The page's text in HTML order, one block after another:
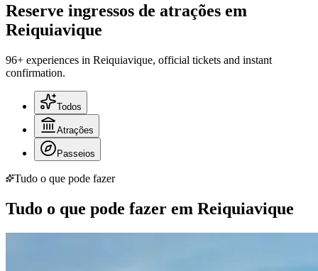
Reserve ingressos de atrações em
Reiquiavique
96+ experiences in Reiquiavique, official tickets and instant
confirmation.
Todos
Atrações
Passeios
Tudo o que pode fazer
Tudo o que pode fazer em Reiquiavique